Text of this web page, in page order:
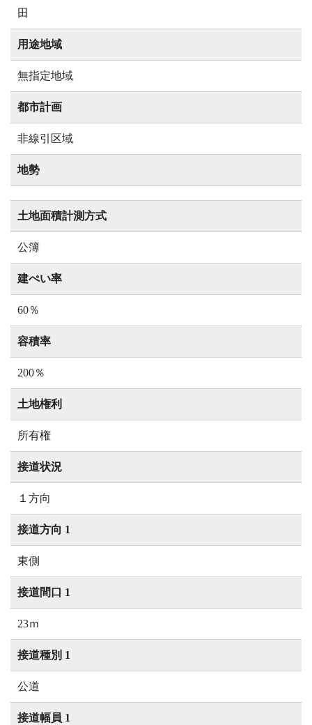
田
用途地域
無指定地域
都市計画
非線引区域
地勢
土地面積計測方式
公簿
建ぺい率
60％
容積率
200％
土地権利
所有権
接道状況
１方向
接道方向 1
東側
接道間口 1
23ｍ
接道種別 1
公道
接道幅員 1